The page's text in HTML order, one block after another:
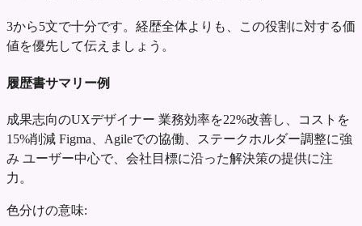
3から5文で十分です。経歴全体よりも、この役割に対する価
値を優先して伝えましょう。
履歴書サマリー例
成果志向のUXデザイナー 業務効率を22%改善し、コストを
15%削減 Figma、Agileでの協働、ステークホルダー調整に強
み ユーザー中心で、会社目標に沿った解決策の提供に注
力。
色分けの意味: